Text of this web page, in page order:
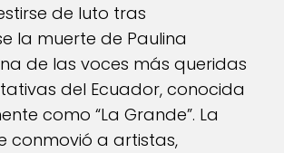
de luto tras
la muerte de Paulina
de las voces más queridas
del Ecuador, conocida
como “La Grande”. La
conmovió a artistas,